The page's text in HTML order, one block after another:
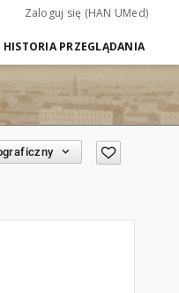
Zaloguj się (HAN UMed)
HISTORIA PRZEGLĄDANIA